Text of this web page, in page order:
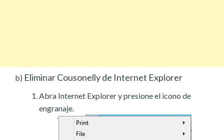
b) Eliminar Cousonelly de Internet Explorer
Abra Internet Explorer y presione el icono de
engranaje.